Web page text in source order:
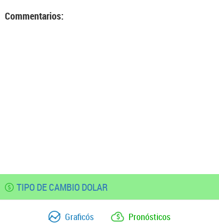
Commentarios:
TIPO DE CAMBIO DOLAR
Graficós Pronósticos